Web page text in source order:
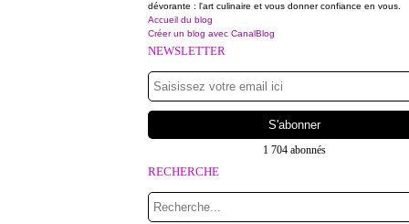
dévorante : l'art culinaire et vous donner confiance en vous.
Accueil du blog
Créer un blog avec CanalBlog
NEWSLETTER
1 704 abonnés
RECHERCHE